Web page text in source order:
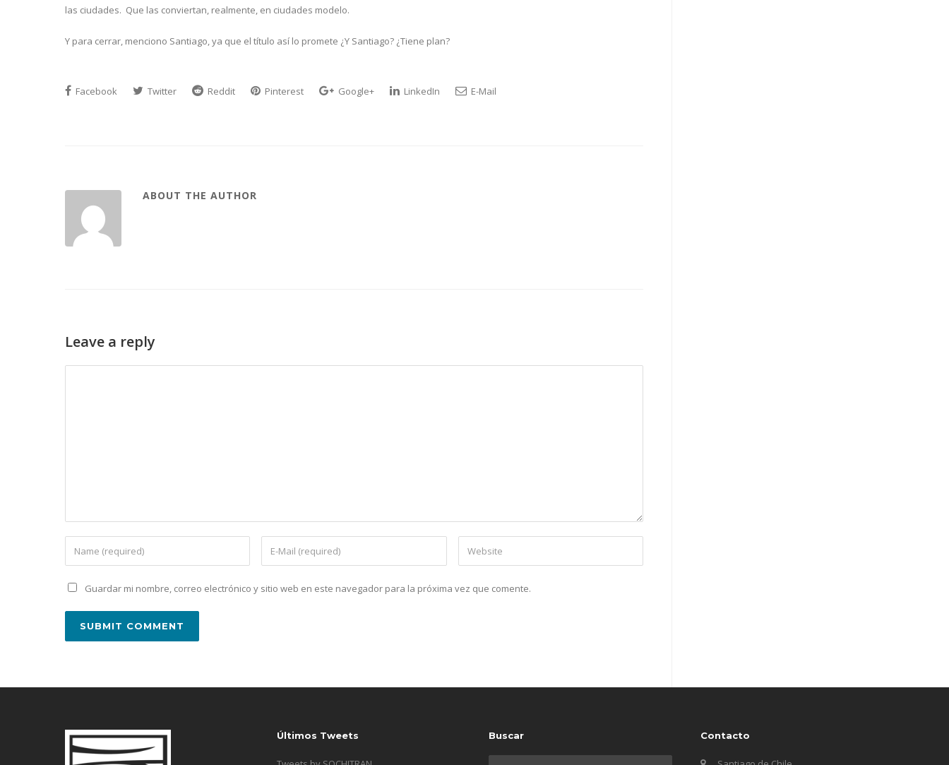
las ciudades. Que las conviertan, realmente, en ciudades modelo.
Y para cerrar, menciono Santiago, ya que el título así lo promete ¿Y Santiago? ¿Tiene plan?
Facebook Twitter Reddit Pinterest Google+ LinkedIn E-Mail
ABOUT THE AUTHOR
Leave a reply
Guardar mi nombre, correo electrónico y sitio web en este navegador para la próxima vez que comente.
Últimos Tweets Buscar Contacto